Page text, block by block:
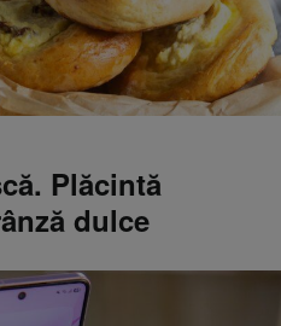
Plăcintă
dulce